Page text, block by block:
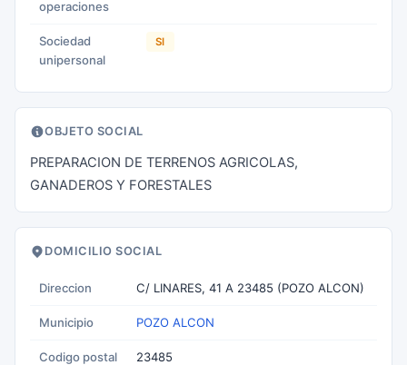
operaciones
Sociedad
unipersonal
SI
OBJETO SOCIAL
PREPARACION DE TERRENOS AGRICOLAS,
GANADEROS Y FORESTALES
DOMICILIO SOCIAL
Direccion C/ LINARES, 41 A 23485 (POZO ALCON)
Municipio POZO ALCON
Codigo postal 23485